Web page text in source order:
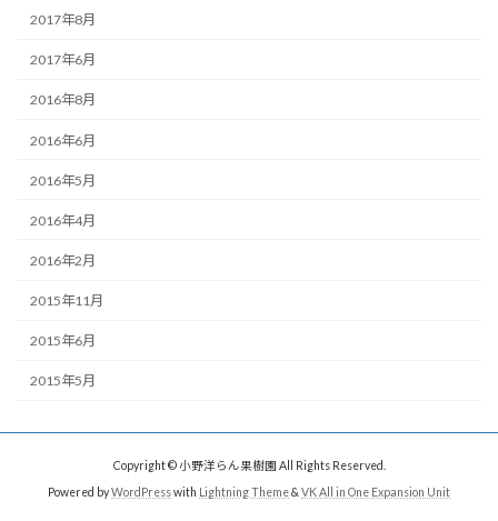
2017年8月
2017年6月
2016年8月
2016年6月
2016年5月
2016年4月
2016年2月
2015年11月
2015年6月
2015年5月
Copyright © 小野洋らん果樹園 All Rights Reserved.
Powered byWordPresswith Lightning Theme& VK All in One Expansion Unit